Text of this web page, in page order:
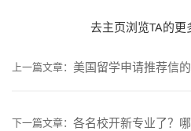
去主页浏览TA的更
上一篇文章： 美国留学申请推荐信
下一篇文章： 各名校开新专业了？